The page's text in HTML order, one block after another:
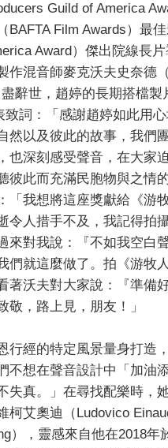
Guild of America
Film Awards）最
Award）傑出院線長
混音師麥克沃夫史奈德
辭世，趙婷的長期搭檔製
致詞：「感謝趙婷如此用
然以及彼此的故事，我們
也深刻感受聲音，在大家
彼此而充滿民胞物與之情
「我想將這座獎獻給《游
令人措手不及，我記得拍
對我說：『不如我空白
們就這麼做了。拍《游牧
著沃夫對大家說：『準備
，路上見，朋友！」
行經的特定風景量身打造
不想在聲音設計中「加油
失真。」在尋找配樂時，
艾奧迪（Ludovico
），靈感來自他在2018年